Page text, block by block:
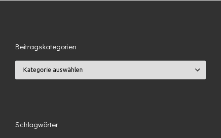
Beitragskategorien
Schlagwörter